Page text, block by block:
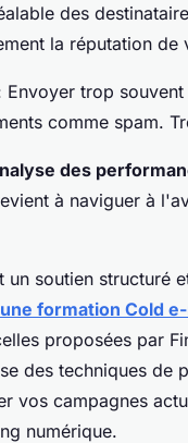
des
la réputation de
Envoyer trop
comme spam.
des
à naviguer à
un soutien structuré
formation Cold
proposées par
des techniques de
vos campagnes
numérique.